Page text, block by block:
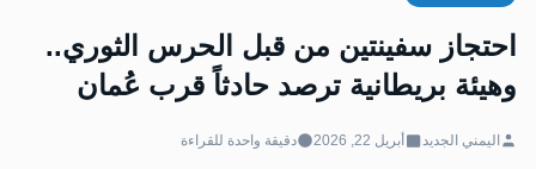
احتجاز سفينتين من قبل الحرس الثوري..
وهيئة بريطانية ترصد حادثاً قرب عُمان
اليمني الجديد أبريل 22, 2026 دقيقة واحدة للقراءة